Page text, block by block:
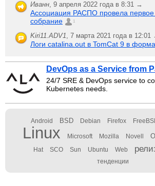
Иванн, 9 апреля 2022 года в 8:31 →
Ассоциация РАСПО провела первое
собрание
1
Kiri11.ADV1, 7 марта 2021 года в 12:01
Логи catalina.out в TomCat 9 в
DevOps as a Service from
24/7 SRE & DevOps service to
Kubernetes needs.
Android BSD Debian Firefox
Linux Microsoft Mozilla Novell
Hat SCO Sun Ubuntu Web
тенденции